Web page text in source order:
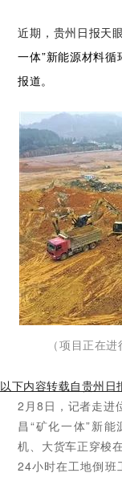
近期，贵州日报天
一体”新能源材料
报道。
（项目正在
以下内容转载自贵州日
2月8日，记者走进
昌“矿化一体”新
机、大货车正穿梭
24小时在工地倒班